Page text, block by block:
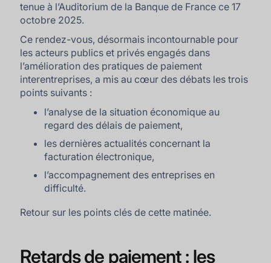
tenue à l’Auditorium de la Banque de France ce 17
octobre 2025.
Ce rendez-vous, désormais incontournable pour
les acteurs publics et privés engagés dans
l’amélioration des pratiques de paiement
interentreprises, a mis au cœur des débats les trois
points suivants :
l’analyse de la situation économique au
regard des délais de paiement,
les dernières actualités concernant la
facturation électronique,
l’accompagnement des entreprises en
difficulté.
Retour sur les points clés de cette matinée.
Retards de paiement : les